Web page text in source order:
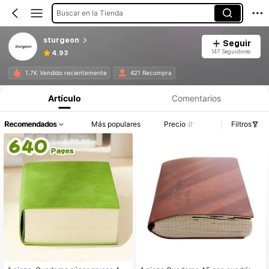
Buscar en la Tienda
sturgeon
4.93
Seguir
147 Seguidores
1.7K Vendido recientemente 421 Recompra
Artículo Comentarios
Recomendados Más populares Precio Filtros